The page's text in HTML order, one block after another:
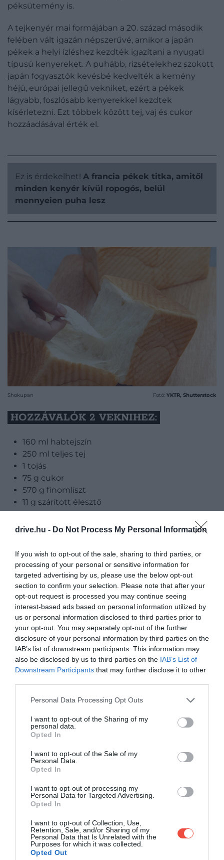
drive.hu - Do Not Process My Personal Information
If you wish to opt-out of the sale, sharing to third parties, or
processing of your personal or sensitive information for
targeted advertising by us, please use the below opt-out
section to confirm your selection. Please note that after your
opt-out request is processed you may continue seeing
interest-based ads based on personal information utilized by
us or personal information disclosed to third parties prior to
your opt-out. You may separately opt-out of the further
disclosure of your personal information by third parties on the
IAB’s list of downstream participants. This information may
also be disclosed by us to third parties on the IAB’s List of
Downstream Participants that may further disclose it to other
Please note that this website/app uses one or more Google
not limited to your visit or usage behaviour. You may click to
grant or deny consent to Google and its third-party tags to
use your data for below specified purposes in below Google
consent section.
Personal Data Processing Opt Outs
I want to opt-out of the Sharing of my
personal data.
Opted In
I want to opt-out of the Sale of my
Personal Data.
Opted In
I want to opt-out of processing my
Personal Data for Targeted Advertising.
Opted In
I want to opt-out of Collection, Use,
Retention, Sale, and/or Sharing of my
Personal Data that Is Unrelated with the
Purposes for which it was collected.
Opted Out
péksütemény is.
A tejkenyér mai formájában a 20. század második
felében vált igazán népszerűvé, amikor a japán
pékek a helyi ízléshez kezdték igazítani a nyugati
típusú kenyereket. A puhább, rizsételekhez szokott
japán fogyasztók kevésbé kedvelték a kemény
héjú, európai jellegű vekniket, ezért a pékek
lágyabb, foszlósabb kenyerekkel kezdtek
kísérletezni. Ezt többek között tej, vaj és cukor
hozzáadásával érték el.
Ez is érdekelhet! A francia pékek titka, amitől
minden kenyér kívül ropogós, belül
mennyeien puha lesz
Shokupan Fotó: YKTR, Shutterstock
HOZZÁVALÓK 2 VEKNIHEZ:
160 ml habtejszín
250 ml teljes tej
1 tojás
75 g cukor
570 g finomliszt
11 g szárított élesztő
kevés vaj a forma kikenéséhez
1 ek cukor
1 ek forró víz
ÍGY KÉSZÍTSÜK EL:
tojást, maj hagyjuk szobahőmérsékleten 45-60
percet pihenni. Ezt követően mehet hozzá a
kézzel dolgozzuk össze egy kissé ragacsos
golyóvá a tésztát: az edény oldalához még
hozzátapadhat, de az aljához már ne.
A tésztagolyót tegyük el tálba és takarjuk le,
majd hagyjuk nagyjából 1 órán át kétszeres
méretűre kelni. Ezután melegítsük elő a sütőt